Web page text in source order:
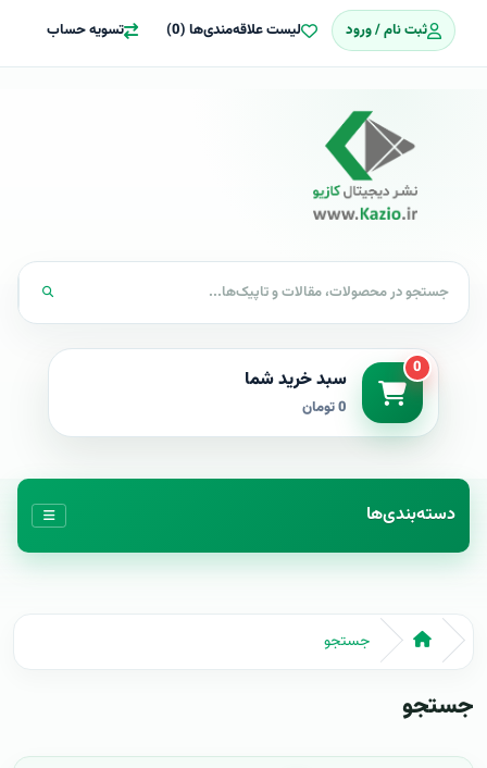
ثبت نام / ورود لیست علاقه‌مندی‌ها (0) تسویه حساب
0 سبد خرید شما
0 تومان
دسته‌بندی‌ها
جستجو
جستجو